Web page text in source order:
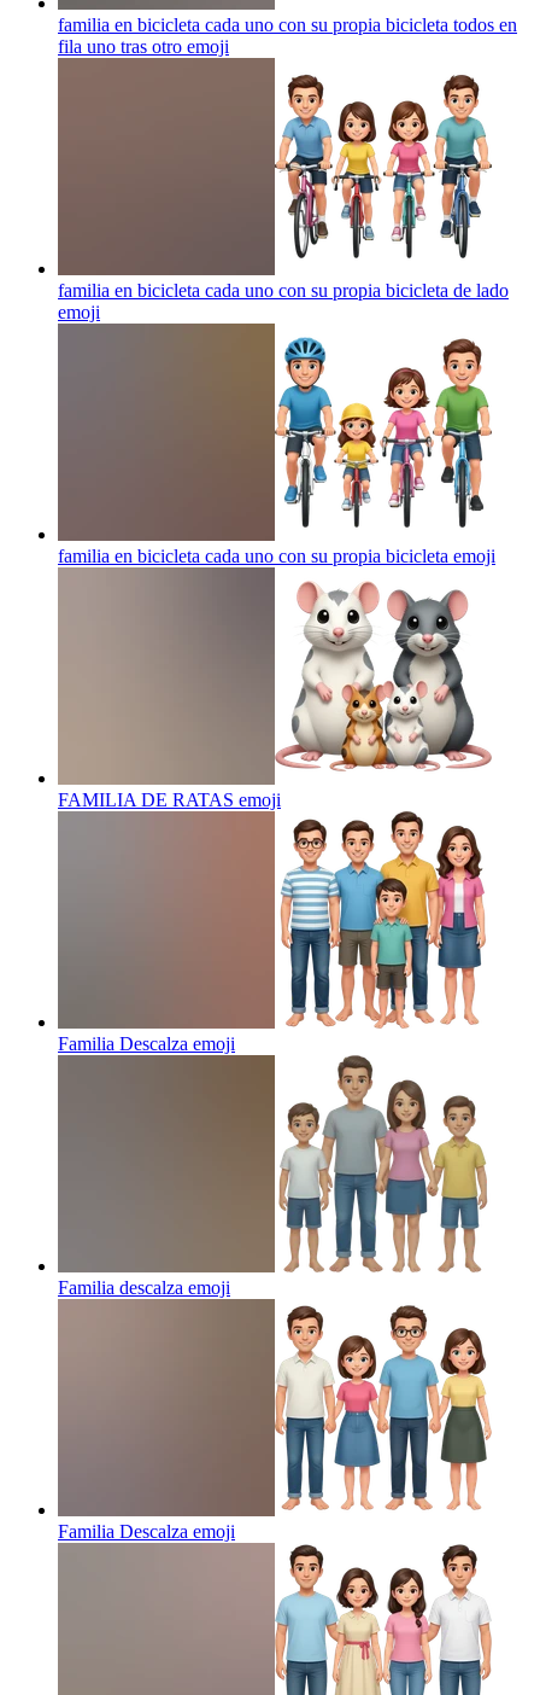
familia en bicicleta cada uno con su propia bicicleta todos en
fila uno tras otro emoji
familia en bicicleta cada uno con su propia bicicleta de lado
emoji
familia en bicicleta cada uno con su propia bicicleta emoji
FAMILIA DE RATAS emoji
Familia Descalza emoji
Familia descalza emoji
Familia Descalza emoji